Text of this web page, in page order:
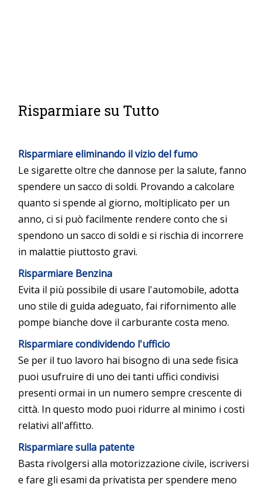
Risparmiare su Tutto
Risparmiare eliminando il vizio del fumo
Le sigarette oltre che dannose per la salute, fanno
spendere un sacco di soldi. Provando a calcolare
quanto si spende al giorno, moltiplicato per un
anno, ci si può facilmente rendere conto che si
spendono un sacco di soldi e si rischia di incorrere
in malattie piuttosto gravi.
Risparmiare Benzina
Evita il più possibile di usare l'automobile, adotta
uno stile di guida adeguato, fai rifornimento alle
pompe bianche dove il carburante costa meno.
Risparmiare condividendo l'ufficio
Se per il tuo lavoro hai bisogno di una sede fisica
puoi usufruire di uno dei tanti uffici condivisi
presenti ormai in un numero sempre crescente di
città. In questo modo puoi ridurre al minimo i costi
relativi all'affitto.
Risparmiare sulla patente
Basta rivolgersi alla motorizzazione civile, iscriversi
e fare gli esami da privatista per spendere meno